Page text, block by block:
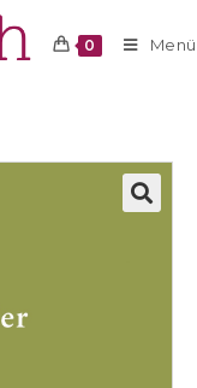
0 Menü